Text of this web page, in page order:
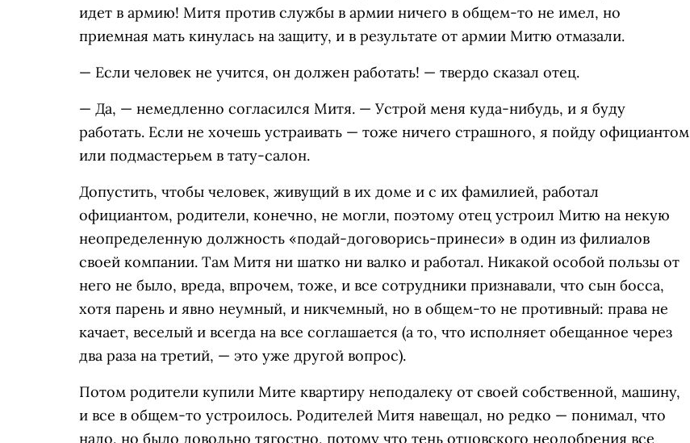
идет в армию! Митя против службы в армии ничего в общем-то не имел, но
приемная мать кинулась на защиту, и в результате от армии Митю отмазали.
— Если человек не учится, он должен работать! — твердо сказал отец.
— Да, — немедленно согласился Митя. — Устрой меня куда-нибудь, и я буду
работать. Если не хочешь устраивать — тоже ничего страшного, я пойду официантом
или подмастерьем в тату-салон.
Допустить, чтобы человек, живущий в их доме и с их фамилией, работал
официантом, родители, конечно, не могли, поэтому отец устроил Митю на некую
неопределенную должность «подай-договорись-принеси» в один из филиалов
своей компании. Там Митя ни шатко ни валко и работал. Никакой особой пользы от
него не было, вреда, впрочем, тоже, и все сотрудники признавали, что сын босса,
хотя парень и явно неумный, и никчемный, но в общем-то не противный: права не
качает, веселый и всегда на все соглашается (а то, что исполняет обещанное через
два раза на третий, — это уже другой вопрос).
Потом родители купили Мите квартиру неподалеку от своей собственной, машину,
и все в общем-то устроилось. Родителей Митя навещал, но редко — понимал, что
надо, но было довольно тягостно, потому что тень отцовского неодобрения все